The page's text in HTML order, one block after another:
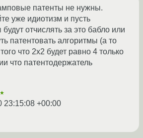
патенты не нужны.
уже идиотизм и пусть
будут отчислять за это бабло или
патентовать алгоритмы (а то
что 2х2 будет равно 4 только
что патентодержатель
23:15:08 +00:00